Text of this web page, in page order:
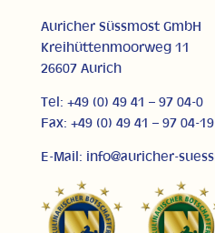
Auricher Süssmost GmbH
Kreihüttenmoorweg 11
26607 Aurich
Tel: +49 (0) 49 41 – 97 04-0
Fax: +49 (0) 49 41 – 97 04-19
E-Mail: info@auricher-